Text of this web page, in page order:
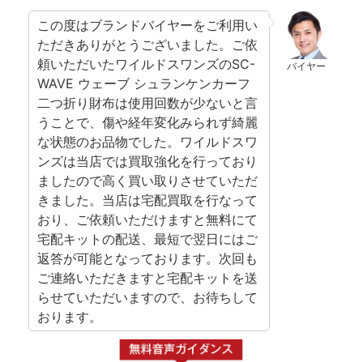
バイヤー
この度はブランドバイヤーをご利用い
ただきありがとうございました。ご依
頼いただいたワイルドスワンズのSC-
WAVE ウェーブ シュランケンカーフ
二つ折り財布は使用回数が少ないと言
うことで、傷や経年変化みられず綺麗
な状態のお品物でした。ワイルドスワ
ンズは当店では買取強化を行っており
ましたので高く買い取りさせていただ
きました。当店は宅配買取を行なって
おり、ご依頼いただけますと無料にて
宅配キットの配送、最短で翌日にはご
返答が可能となっております。次回も
ご連絡いただきますと宅配キットを送
らせていただいますので、お待ちして
おります。